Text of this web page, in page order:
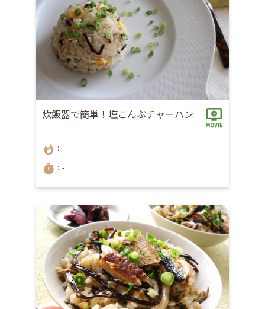
炊飯器で簡単！塩こんぶチャーハン
whatshot ：-
timer ：-